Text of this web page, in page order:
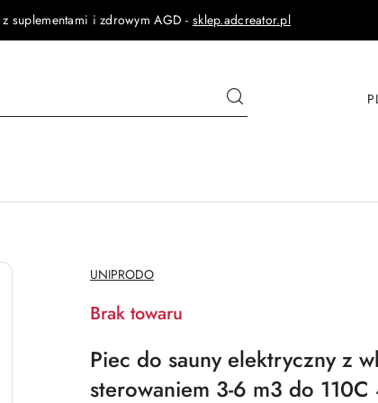
suplementami i zdrowym AGD - sklep.adcreator.pl
NAZWA
PRODUCENTA:
UNIPRODO
Brak towaru
Piec do sauny elektryczny z
sterowaniem 3-6 m3 do